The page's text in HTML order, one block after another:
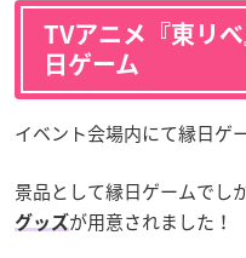
TVアニメ『東リ
日ゲーム
イベント会場内にて縁日ゲ
景品として縁日ゲームでし
グッズ が用意されました！